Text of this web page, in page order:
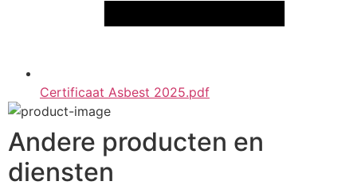
Certificaat Asbest 2025.pdf
Andere producten en
diensten